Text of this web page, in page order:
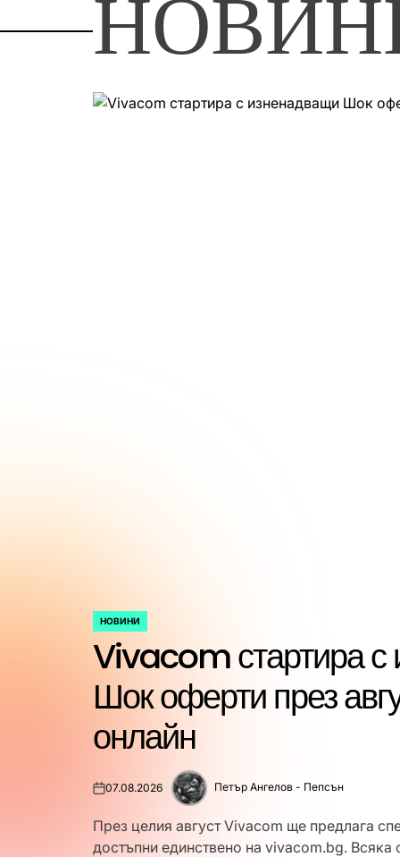
POSTED
IN
НОВИНИ
Samsung пуска
HDR10+ ADVANCED
услуга в Prime Video
on07.08.2026
Posted
Петър Ангелов - Пепсън
Новият стандарт предлага на
телевизорите Samsung от гамата за 2026